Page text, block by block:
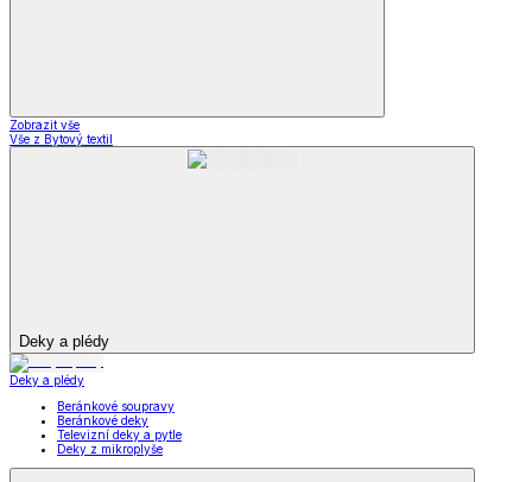
Zobrazit vše
Vše z Bytový textil
Deky a plédy
Deky a plédy
Beránkové soupravy
Beránkové deky
Televizní deky a pytle
Deky z mikroplyše